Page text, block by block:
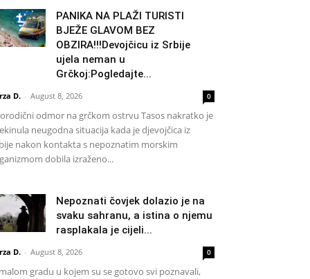
PANIKA NA PLAŽI TURISTI
BJEŽE GLAVOM BEZ
OBZIRA!!!Devojčicu iz Srbije
ujela neman u
Grčkoj:Pogledajte...
D. - August 8, 2026 0
odmor na grčkom ostrvu Tasos nakratko je
neugodna situacija kada je djevojčica iz
nakon kontakta s nepoznatim morskim
dobila izraženo...
Nepoznati čovjek dolazio je na
svaku sahranu, a istina o njemu
rasplakala je cijeli...
D. - August 8, 2026 0
gradu u kojem su se gotovo svi poznavali,